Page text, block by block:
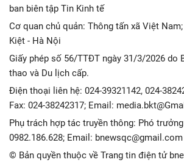
ban biên tập Tin Kinh tế
Cơ quan chủ quản: Thông tấn xã Việt
Kiệt - Hà Nội
Giấy phép số 56/TTĐT ngày 31/3/2026 do
thao và Du lịch cấp.
Điện thoại liên hệ: 024-39321142, 024-
Fax: 024-38242317; Email:
Phụ trách hợp tác truyền thông: Phó
0982.186.628; Email: bnewsqc@gmail.com
© Bản quyền thuộc về Trang tin điện tử